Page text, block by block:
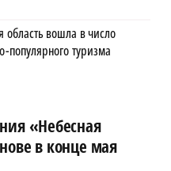
область вошла в число
популярного туризма
«Небесная
в конце мая